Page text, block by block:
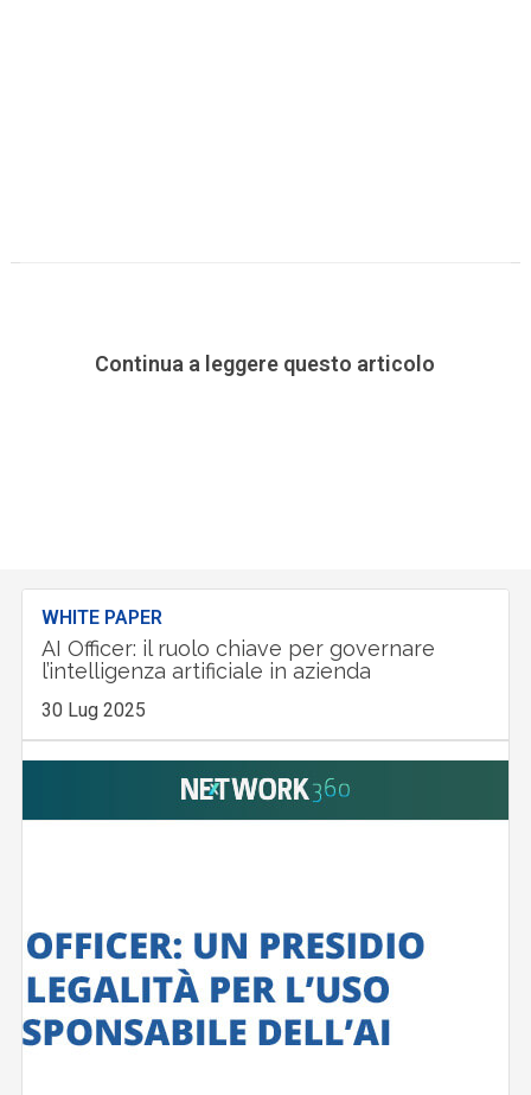
Continua a leggere questo articolo
WHITE PAPER
AI Officer: il ruolo chiave per governare
l’intelligenza artificiale in azienda
30 Lug 2025